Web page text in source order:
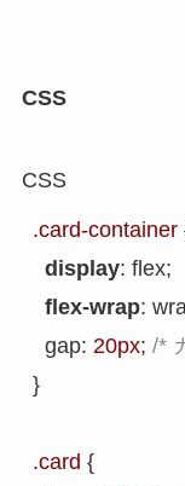
CSS
CSS
.card-container
display: flex;
flex-wrap:
  gap:
20px; /*
}
.card {